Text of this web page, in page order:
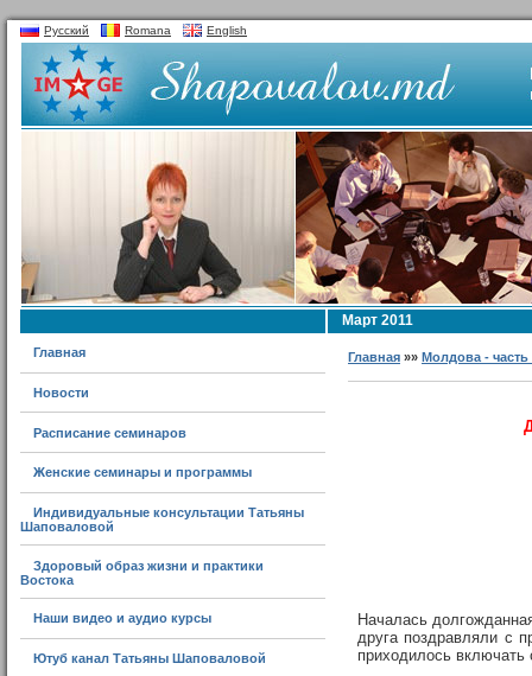
Русский Romana English
Главная
Новости
Расписание семинаров
Женские семинары и программы
Индивидуальные консультации Татьяны
Шаповаловой
Здоровый образ жизни и практики
Востока
Наши видео и аудио курсы
Ютуб канал Татьяны Шаповаловой
Март 2011
Главная »»Молдова -
Началась
друга поздравляли с
приходилось включать